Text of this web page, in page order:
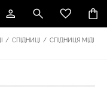
/ СПІДНИЦІ / СПІДНИЦЯ МІДІ